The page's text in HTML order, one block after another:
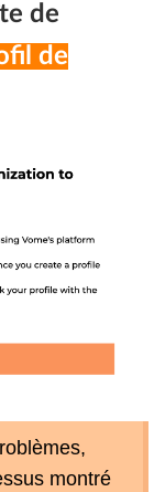
de
de
montré